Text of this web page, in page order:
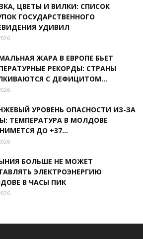
ЦВЕТЫ И ВИЛКИ: СПИСОК
ГОСУДАРСТВЕННОГО
УДИВИЛ
ЖАРА В ЕВРОПЕ БЬЕТ
РЕКОРДЫ: СТРАНЫ
С ДЕФИЦИТОМ...
УРОВЕНЬ ОПАСНОСТИ ИЗ-ЗА
ТЕМПЕРАТУРА В МОЛДОВЕ
ДО +37...
БОЛЬШЕ НЕ МОЖЕТ
ЭЛЕКТРОЭНЕРГИЮ
В ЧАСЫ ПИК